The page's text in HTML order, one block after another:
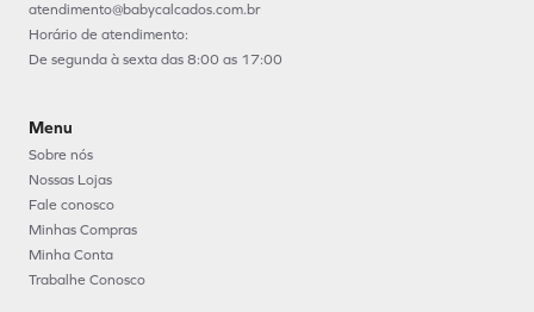
atendimento@babycalcados.com.br
Horário de atendimento:
De segunda à sexta das 8:00 as 17:00
Menu
Sobre nós
Nossas Lojas
Fale conosco
Minhas Compras
Minha Conta
Trabalhe Conosco